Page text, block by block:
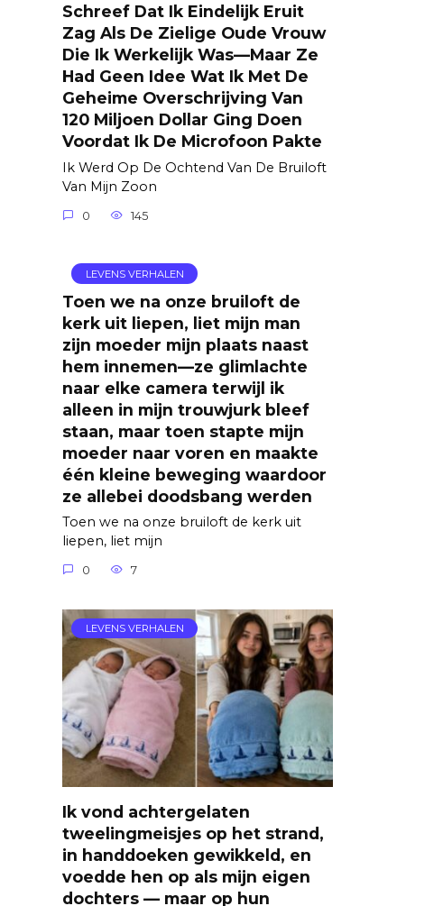
Schreef Dat Ik Eindelijk Eruit
Zag Als De Zielige Oude Vrouw
Die Ik Werkelijk Was—Maar Ze
Had Geen Idee Wat Ik Met De
Geheime Overschrijving Van
120 Miljoen Dollar Ging Doen
Voordat Ik De Microfoon Pakte
Ik Werd Op De Ochtend Van De Bruiloft
Van Mijn Zoon
0 145
LEVENS VERHALEN
Toen we na onze bruiloft de
kerk uit liepen, liet mijn man
zijn moeder mijn plaats naast
hem innemen—ze glimlachte
naar elke camera terwijl ik
alleen in mijn trouwjurk bleef
staan, maar toen stapte mijn
moeder naar voren en maakte
één kleine beweging waardoor
ze allebei doodsbang werden
Toen we na onze bruiloft de kerk uit
liepen, liet mijn
0 7
LEVENS VERHALEN
Ik vond achtergelaten
tweelingmeisjes op het strand,
in handdoeken gewikkeld, en
voedde hen op als mijn eigen
dochters — maar op hun